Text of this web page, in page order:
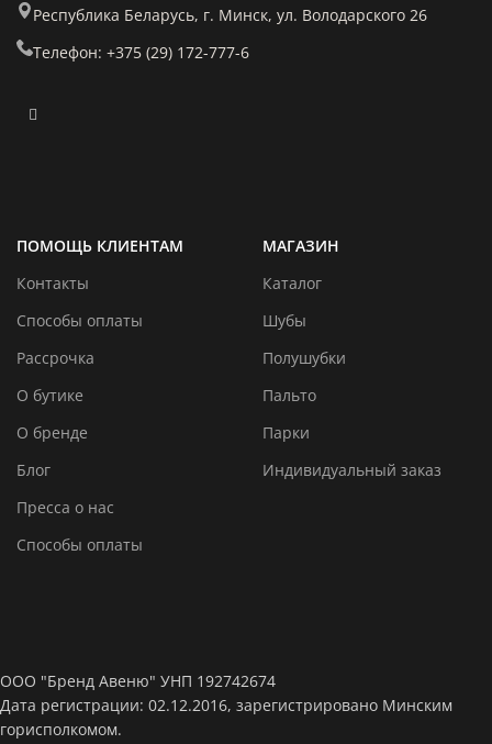
Республика Беларусь, г. Минск, ул. Володарского 26
Телефон: +375 (29) 172-777-6
ПОМОЩЬ КЛИЕНТАМ
Контакты
Способы оплаты
Рассрочка
О бутике
О бренде
Блог
Пресса о нас
Способы оплаты
МАГАЗИН
Каталог
Шубы
Полушубки
Пальто
Парки
Индивидуальный заказ
ООО "Бренд Авеню" УНП 192742674
Дата регистрации: 02.12.2016, зарегистрировано Минским
горисполкомом.